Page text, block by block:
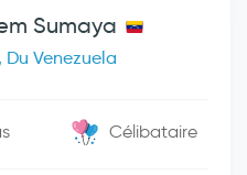
Sumaya
Du Venezuela
Célibataire